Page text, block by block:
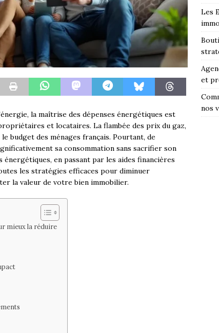
la maîtrise des dépenses énergétiques est
et locataires. La flambée des prix du gaz,
budget des ménages français. Pourtant, de
sa consommation sans sacrifier son
en passant par les aides financières
les stratégies efficaces pour diminuer
la valeur de votre bien immobilier.
mieux la réduire
Les
et
nos